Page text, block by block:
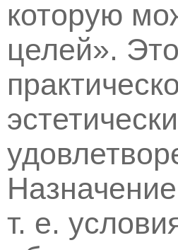
которую
целей».
т. е.